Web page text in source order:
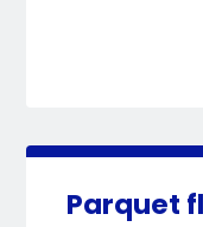
Parquet